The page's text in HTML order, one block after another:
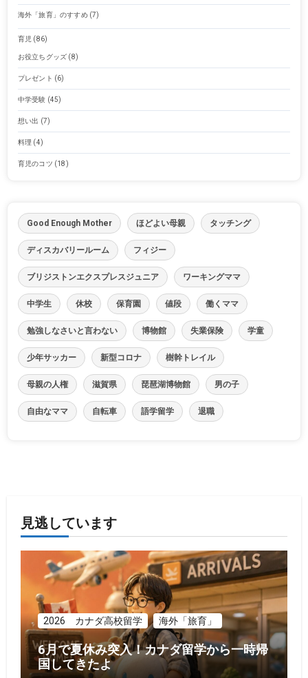
海外「旅育」のすすめ(7)
育児 (86)
お役立ちグッズ (8)
プレゼント (6)
中学受験 (45)
想い出 (7)
料理 (4)
育児のコツ (18)
Good Enough Mother ほどよい母親 タッチング
ディスカバリールーム フィジー
ブリジストンエクスプレスジュニア ワーキングママ
中学生 休校 保育園 値段 働くママ
勉強しなさいと言わない 博物館 失業保険 学童
少年サッカー 新型コロナ 樹幹トレイル
母親の人権 滋賀県 琵琶湖博物館 男の子
自由なママ 自転車 語学留学 退職
見逃しています
2026 カナダ高校留学 海外「旅育」
6月で夏休み突入！カナダ留学から一時帰
国してきたよ